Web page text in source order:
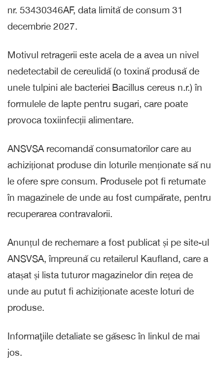
nr. 53430346AF, data limită de consum 31
decembrie 2027.
Motivul retragerii este acela de a avea un nivel
nedetectabil de cereulidă (o toxină produsă de
unele tulpini ale bacteriei Bacillus cereus n.r.) în
formulele de lapte pentru sugari, care poate
provoca toxiinfecții alimentare.
ANSVSA recomandă consumatorilor care au
achiziționat produse din loturile menționate să nu
le ofere spre consum. Produsele pot fi returnate
în magazinele de unde au fost cumpărate, pentru
recuperarea contravalorii.
Anunțul de rechemare a fost publicat și pe site-ul
ANSVSA, împreună cu retailerul Kaufland, care a
atașat și lista tuturor magazinelor din rețea de
unde au putut fi achiziționate aceste loturi de
produse.
Informaţiile detaliate se găsesc în linkul de mai
jos.